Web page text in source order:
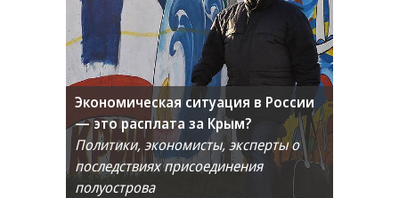
Экономическая ситуация в России
— это расплата за Крым?
Политики, экономисты, эксперты о
последствиях присоединения
полуострова